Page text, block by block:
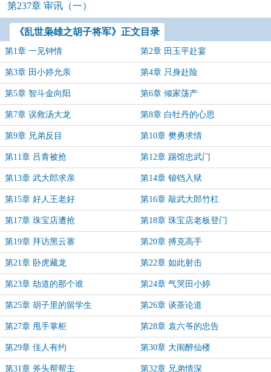
第237章 审讯（一）
《乱世枭雄之胡子将军》正文目录
第1章 一见钟情 第2章 田玉平赴宴
第3章 田小婷允亲 第4章 只身赴险
第5章 智斗金向阳 第6章 倾家荡产
第7章 误救汤大龙 第8章 白牡丹的心思
第9章 兄弟反目 第10章 樊勇求情
第11章 吕青被抢 第12章 踢馆忠武门
第13章 武大郎求亲 第14章 锒铛入狱
第15章 好人王老好 第16章 敲武大郎竹杠
第17章 珠宝店遭抢 第18章 珠宝店老板登门
第19章 拜访黑云寨 第20章 搏克高手
第21章 卧虎藏龙 第22章 如此射击
第23章 劫道的那个谁 第24章 气哭田小婷
第25章 胡子里的留学生 第26章 谈茶论道
第27章 甩手掌柜 第28章 袁六爷的忠告
第29章 佳人有约 第30章 大闹醉仙楼
第31章 斧头帮帮主 第32章 兄弟情深